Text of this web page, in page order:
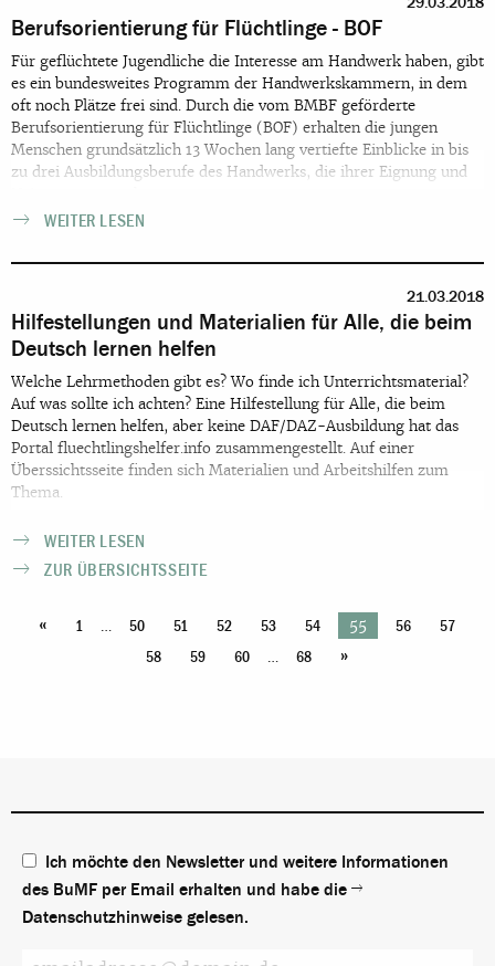
Berufsorientierung für Flüchtlinge - BOF
Für geflüchtete Jugendliche die Interesse am Handwerk haben, gibt
es ein bundesweites Programm der Handwerkskammern, in dem
oft noch Plätze frei sind. Durch die vom BMBF geförderte
Berufsorientierung für Flüchtlinge (BOF) erhalten die jungen
Menschen grundsätzlich 13 Wochen lang vertiefte Einblicke in bis
zu drei Ausbildungsberufe des Handwerks, die ihrer Eignung und
WEITER LESEN
21.03.2018
Hilfestellungen und Materialien für Alle, die beim
Deutsch lernen helfen
Welche Lehrmethoden gibt es? Wo finde ich Unterrichtsmaterial?
Auf was sollte ich achten? Eine Hilfestellung für Alle, die beim
Deutsch lernen helfen, aber keine DAF/DAZ-Ausbildung hat das
Portal fluechtlingshelfer.info zusammengestellt. Auf einer
Überssichtsseite finden sich Materialien und Arbeitshilfen zum
Thema.
WEITER LESEN
ZUR ÜBERSICHTSSEITE
« 1 50 51 52 53 54 55 56
57
58
59 60 68 »
Ich möchte den Newsletter und weitere Informationen
des BuMF per Email erhalten und habe die
Datenschutzhinweise gelesen.